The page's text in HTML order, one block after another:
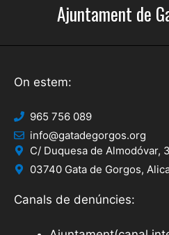
Ajuntament de
On estem:
965 756 089
info@gatadegorgos.org
C/ Duquesa de Almodóvar, 3
03740 Gata de Gorgos,
Canals de denúncies: